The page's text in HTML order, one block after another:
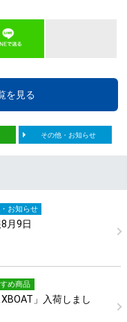
を見る
その他・お知らせ
お知らせ
月9日
め商品
」入荷しまし